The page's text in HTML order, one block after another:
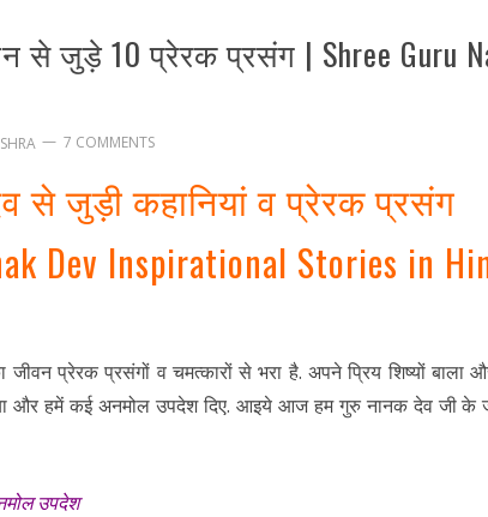
से जुड़े 10 प्रेरक प्रसंग | Shree Guru
7 COMMENTS
से जुड़ी कहानियां व प्रेरक प्रसंग
Dev Inspirational Stories in
प्रेरक प्रसंगों व चमत्कारों से भरा है. अपने प्रिय शिष्यों बाला
और हमें कई अनमोल उपदेश दिए. आइये आज हम गुरु नानक देव जी
उपदेश